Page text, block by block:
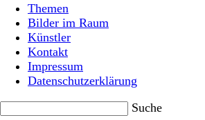
Themen
Bilder im Raum
Künstler
Kontakt
Impressum
Datenschutzerklärung
Suche